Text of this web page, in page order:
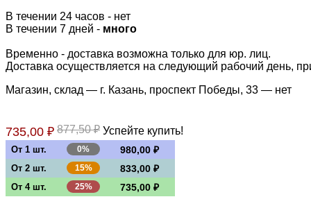
В течении 24 часов - нет
В течении 7 дней - много
Временно - доставка возможна только для юр. лиц.
Доставка осуществляется на следующий рабочий день,
Магазин, склад — г. Казань, проспект Победы, 33 — нет
735,00 ₽ 877,50 ₽ Успейте купить!
От 1 шт. 0% 980,00 ₽
От 2 шт. 15% 833,00 ₽
От 4 шт. 25% 735,00 ₽